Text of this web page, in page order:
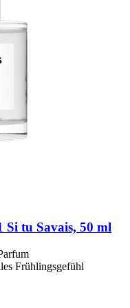
Si tu Savais, 50 ml
Frühlingsgefühl